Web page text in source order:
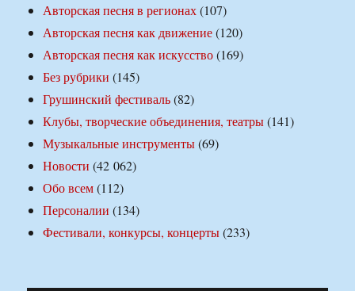
Авторская песня в регионах(107)
Авторская песня как движение(120)
Авторская песня как искусство(169)
Без рубрики (145)
Грушинский фестиваль(82)
Клубы, творческие объединения, театры(141)
Музыкальные инструменты(69)
Новости (42 062)
Обо всем(112)
Персоналии (134)
Фестивали, конкурсы, концерты(233)